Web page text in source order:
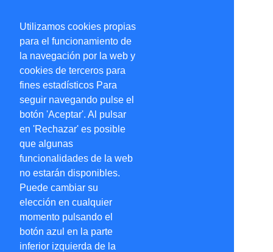
Utilizamos cookies propias
para el funcionamiento de
la navegación por la web y
cookies de terceros para
fines estadísticos Para
seguir navegando pulse el
botón 'Aceptar'. Al pulsar
en 'Rechazar' es posible
que algunas
funcionalidades de la web
no estarán disponibles.
Puede cambiar su
elección en cualquier
momento pulsando el
botón azul en la parte
inferior izquierda de la